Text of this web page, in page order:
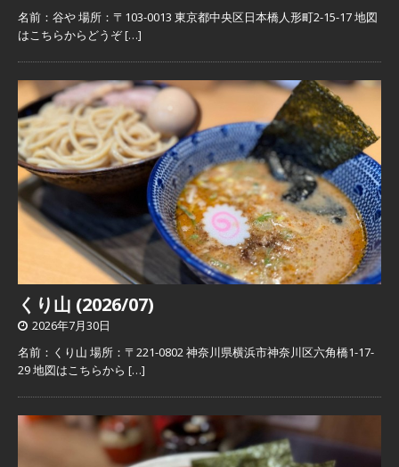
名前：谷や 場所：〒103-0013 東京都中央区日本橋人形町2-15-17 地図
はこちらからどうぞ[…]
くり山 (2026/07)
2026年7月30日
名前：くり山 場所：〒221-0802 神奈川県横浜市神奈川区六角橋1-17-
29 地図はこちらから […]